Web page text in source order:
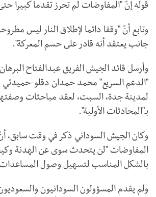
قوله إنّ "المفاوضات لم تحرز تقدما كبيرا
وتابع أنّ "وقفا دائما لإطلاق النار ليس
جانب يعتقد أنه قادر على حسم المعركة".
وأرسل قائد الجيش الفريق عبدالفتاح
"الدعم السريع" محمد حمدان دقلو-حميدتي
لمدينة جدة، السبت، لعقد مباحثات
بـ"المحادثات الأولية".
وكان الجيش السوداني ذكر في وقت سابق،
المفاوضات "لن يتحدث سوى عن الهدنة
بالشكل المناسب لتسهيل وصول المساعدات
ولم يقدم المسؤولون السودانيون